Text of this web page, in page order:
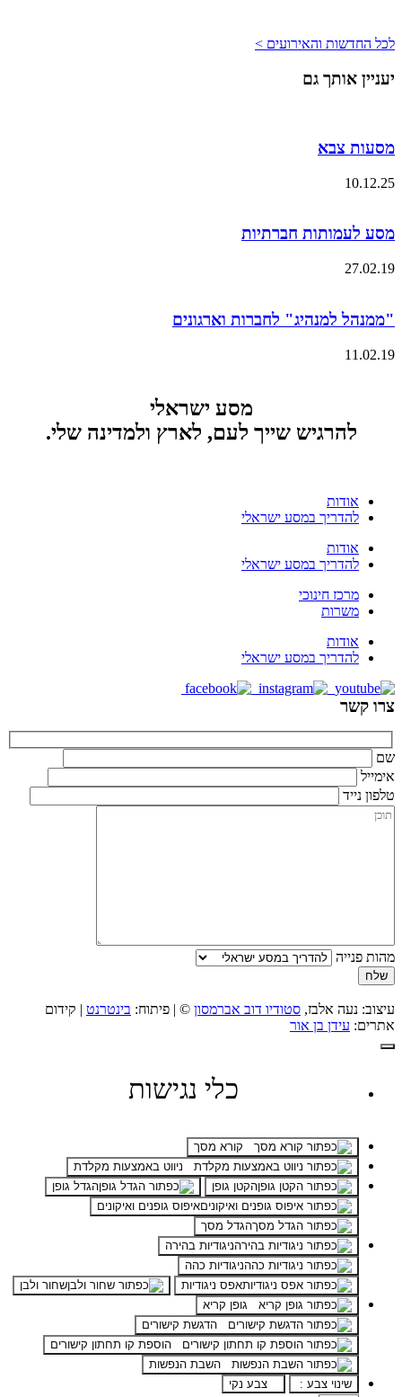
לכל החדשות והאירועים >
יעניין אותך גם
מסעות צבא
10.12.25
מסע לעמותות חברתיות
27.02.19
"ממנהל למנהיג" לחברות וארגונים
11.02.19
מסע ישראלי
להרגיש שייך לעם, לארץ ולמדינה שלי.
אודות
להדריך במסע ישראלי
אודות
להדריך במסע ישראלי
מרכז חינוכי
משרות
אודות
להדריך במסע ישראלי
צרו קשר
שם
אימייל
טלפון נייד
מהות פנייה
עיצוב: נעה אלבז, סטודיו דוב אברמסון © | פיתוח: בינטרנט | קידום
אתרים: עידן בן אור
כלי נגישות
קורא מסך
ניווט באמצעות מקלדת
הקטן גופן
הגדל גופן
איפוס גופנים ואיקונים
הגדל מסך
ניגודיות בהירה
ניגודיות כהה
אפס ניגודיות
שחור ולבן
גופן קריא
הדגשת קישורים
הוספת קו תחתון קישורים
השבת הנפשות
שינוי צבע :
צבע נקי